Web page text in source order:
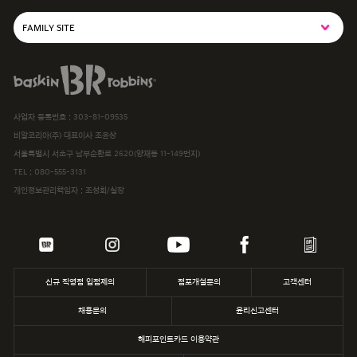
FAMILY SITE
SPC MAGAZINE
해피포인트카드
파스쿠찌
삼립
던킨
baskiN robbiNs
사업자 등록번호 : 303-81-09535
비알코리아(주) 대표이사 조윤상
서울특별시 서초구 남부순환로 2620(양재동 11-149번지)
TEL : 080-555-3131
개인정보관리책임자 : 조성희/실장
신규 직영점 입점제의 점포개설문의 고객센터
채용문의 윤리신고센터
해피포인트카드 이용약관